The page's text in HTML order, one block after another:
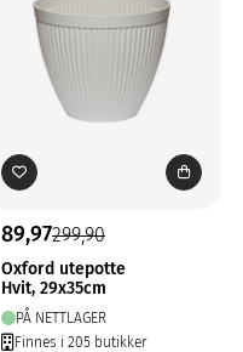
89,97299,90
Oxford utepotte
Hvit, 29x35cm
PÅ NETTLAGER
Finnes i 205 butikker